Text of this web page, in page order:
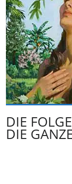
DIE
DIE